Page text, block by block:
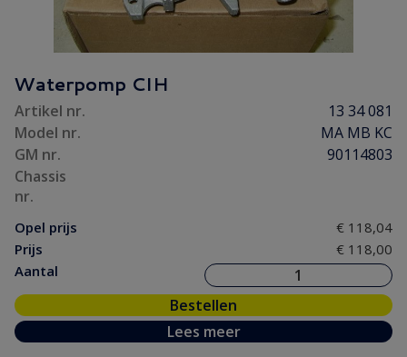
Waterpomp CIH
Artikel nr.
13 34 081
Model nr.
MA MB KC
GM nr.
90114803
Chassis
nr.
Opel prijs
€ 118,04
Prijs
€ 118,00
Aantal
Bestellen
Lees meer